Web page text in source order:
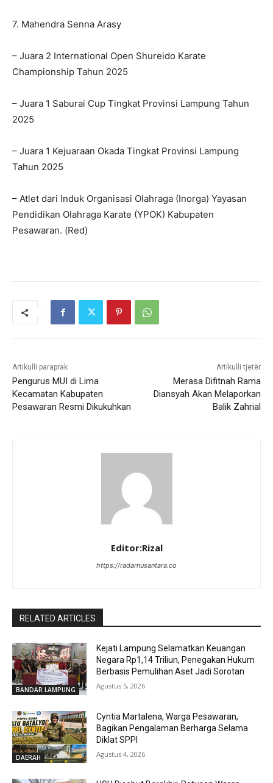
7. Mahendra Senna Arasy
– Juara 2 International Open Shureido Karate
Championship Tahun 2025
– Juara 1 Saburai Cup Tingkat Provinsi Lampung Tahun
2025
– Juara 1 Kejuaraan Okada Tingkat Provinsi Lampung
Tahun 2025
– Atlet dari Induk Organisasi Olahraga (Inorga) Yayasan
Pendidikan Olahraga Karate (YPOK) Kabupaten
Pesawaran. (Red)
Artikulli paraprak
Pengurus MUI di Lima
Kecamatan Kabupaten
Pesawaran Resmi Dikukuhkan
Artikulli tjetër
Merasa Difitnah Rama
Diansyah Akan Melaporkan
Balik Zahrial
Editor:Rizal
https://radarnusantara.co
RELATED ARTICLES
BANDAR LAMPUNG
Kejati Lampung Selamatkan Keuangan
Negara Rp1,14 Triliun, Penegakan Hukum
Berbasis Pemulihan Aset Jadi Sorotan
Agustus 5, 2026
DAERAH
Cyntia Martalena, Warga Pesawaran,
Bagikan Pengalaman Berharga Selama
Diklat SPPI
Agustus 4, 2026